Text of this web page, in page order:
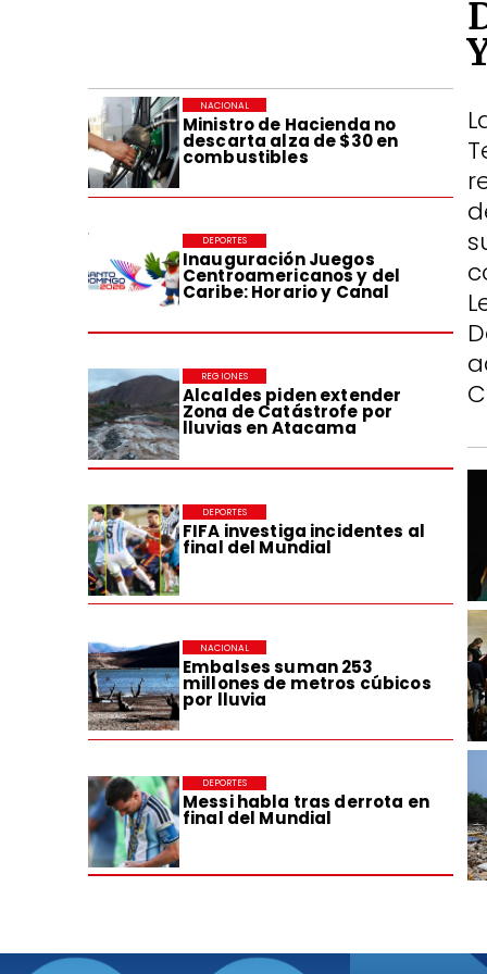
Ministro de Hacienda no
descarta alza de $30 en
combustibles
NACIONAL
Inauguración Juegos
Centroamericanos y del
Caribe: Horario y Canal
DEPORTES
Alcaldes piden extender
Zona de Catástrofe por
lluvias en Atacama
REGIONES
FIFA investiga incidentes al
final del Mundial
DEPORTES
Embalses suman 253
millones de metros cúbicos
por lluvia
NACIONAL
Messi habla tras derrota en
final del Mundial
DEPORTES